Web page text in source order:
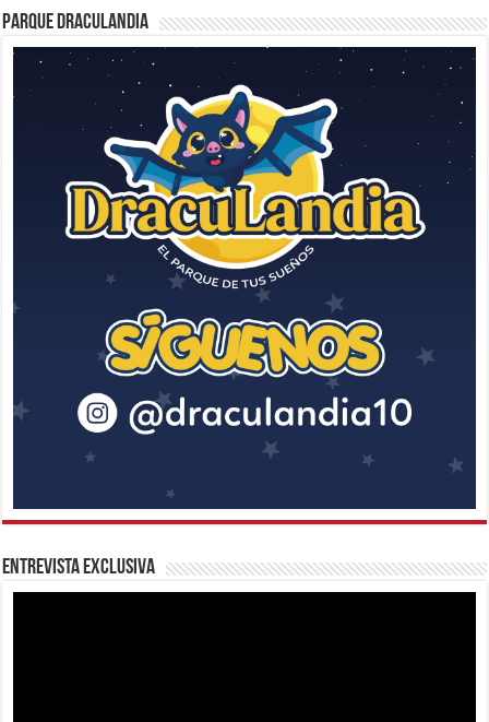
Parque Draculandia
Entrevista Exclusiva